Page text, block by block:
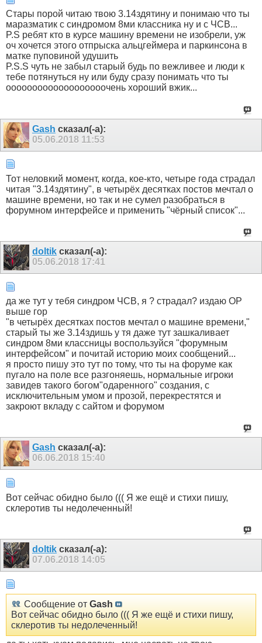
Стары порой читаю твою 3.14здятину и понимаю что ты
маразматик с синдромом 8ми классника ну и с ЧСВ...
P.S ребят кто в курсе машину времени не изобрели, уж
оч хочется этого отпрыска альцгеймера и паркинсона в
матке пуповиной удушить
P.S.S чуть не забыл старый будь по вежливее и люди к
тебе потянуться ну или буду сразу понимать что ты
ооооооооооооооооооочень хороший вжик...
Gash сказал(-а):
05.06.2018 11:53
Тот неловкий момент, когда, кое-кто, четыре года страдал
читая "3.14здятину", в четырёх десятках постов мечтал о
машине времени, но так и не сумел разобраться в
форумном интерфейсе и применить "чёрный список"...
doltik сказал(-а):
05.06.2018 17:41
да же тут у тебя синдром ЧСВ, я ? страдал? издаю ОР
выше гор
"в четырёх десятках постов мечтал о машине времени,"
старый ты же 3.14здишь у тя даже тут зашкаливает
синдром 8ми классницы воспользуйся "форумным
интерфейсом" и почитай историю моих сообщений...
я просто пишу это тут по тому, что ты на форуме как
пугало на поле все разгоняешь, нормальные игроки
завидев такого богом"одаренного" создания, с
исключительным умом и прозой, перекрестятся и
закроют вкладу с сайтом и форумом
Gash сказал(-а):
06.06.2018 15:40
Вот сейчас обидно было ((( Я же ещё и стихи пишу,
склеротив ты недолеченный!
doltik сказал(-а):
07.06.2018 14:05
Сообщение от Gash
Вот сейчас обидно было ((( Я же ещё и стихи пишу,
склеротив ты недолеченный!